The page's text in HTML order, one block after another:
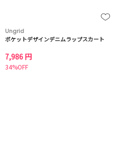
Ungrid
ポケットデザインデニムラップスカート
7,986 円
34%OFF